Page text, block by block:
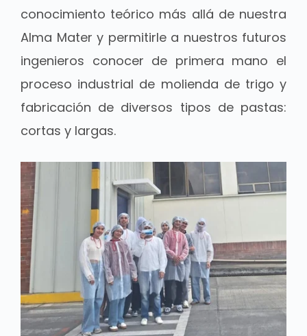
conocimiento teórico más allá de nuestra
Alma Mater y permitirle a nuestros futuros
ingenieros conocer de primera mano el
proceso industrial de molienda de trigo y
fabricación de diversos tipos de pastas:
cortas y largas.